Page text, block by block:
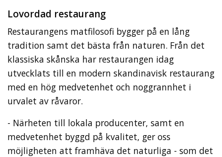
Lovordad restaurang
Restaurangens matfilosofi bygger på en lång
tradition samt det bästa från naturen. Från det
klassiska skånska har restaurangen idag
utvecklats till en modern skandinavisk restaurang
med en hög medvetenhet och noggrannhet i
urvalet av råvaror.
- Närheten till lokala producenter, samt en
medvetenhet byggd på kvalitet, ger oss
möjligheten att framhäva det naturliga - som det